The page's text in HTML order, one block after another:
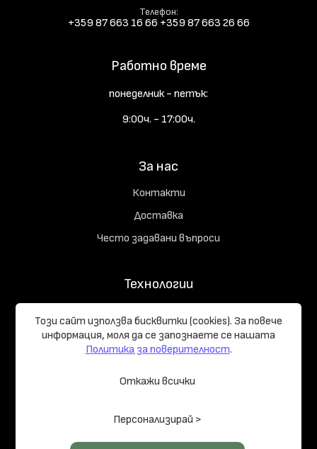
За нас
Контакти
Доставка
Често задавани въпроси
Технологии
Начръчник на купувача
Реализирани проекти
Работно време
понеделник - петък:
9:00ч. - 17:00ч.
Телефон
+359 87 663 16 66 +359 87 663 26 66
© 2026 LOG HOMES PRO
Политика за поверителност
Този сайт използва бисквитки (cookies). За повече
информация, моля да се запознаете се нашaтa
Политика за поверителност.
Откажи всички
Персонализирай >